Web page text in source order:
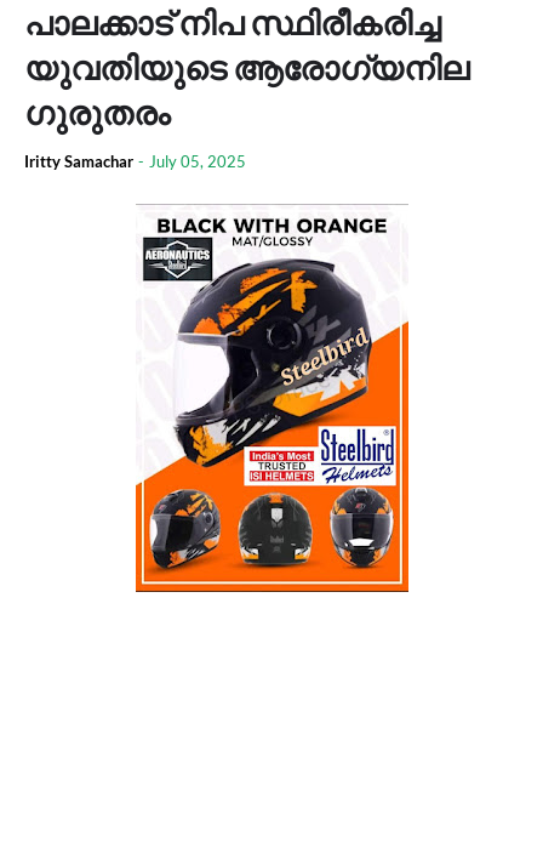
പാലക്കാട് നിപ സ്ഥിരീകരിച്ച
യുവതിയുടെ ആരോഗ്യനില
ഗുരുതരം
Iritty Samachar - July 05, 2025